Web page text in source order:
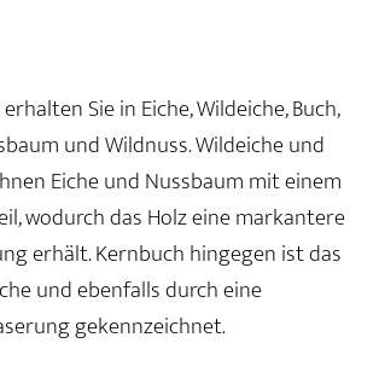
Sie in Eiche, Wildeiche, Buch,
und Wildnuss. Wildeiche und
Eiche und Nussbaum mit einem
wodurch das Holz eine markantere
erhält. Kernbuch hingegen ist das
und ebenfalls durch eine
gekennzeichnet.